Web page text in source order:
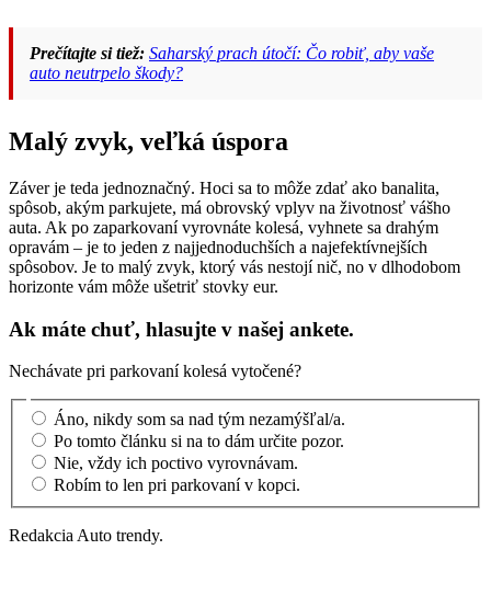
Prečítajte si tiež: Saharský prach útočí: Čo robiť, aby vaše
auto neutrpelo škody?
Malý zvyk, veľká úspora
Záver je teda jednoznačný. Hoci sa to môže zdať ako banalita,
spôsob, akým parkujete, má obrovský vplyv na životnosť vášho
auta. Ak po zaparkovaní vyrovnáte kolesá, vyhnete sa drahým
opravám – je to jeden z najjednoduchších a najefektívnejších
spôsobov. Je to malý zvyk, ktorý vás nestojí nič, no v dlhodobom
horizonte vám môže ušetriť stovky eur.
Ak máte chuť, hlasujte v našej ankete.
Nechávate pri parkovaní kolesá vytočené?
Áno, nikdy som sa nad tým nezamýšľal/a.
Po tomto článku si na to dám určite pozor.
Nie, vždy ich poctivo vyrovnávam.
Robím to len pri parkovaní v kopci.
Redakcia Auto trendy.